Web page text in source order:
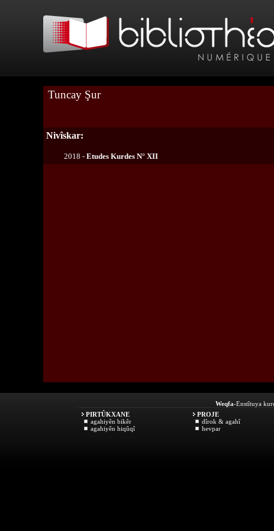
Tuncay Şur
Nivîskar:
2018 - Etudes Kurdes N° XII
Weqfa-Enstîtuya
PIRTÛKXANE
agahiyên bikêr
agahiyên hiqûqî
PROJE
dîrok & agahî
hevpar